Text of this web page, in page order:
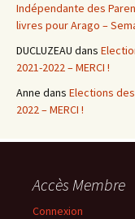
Indépendante des
livres pour Arago –
DUCLUZEAU dans
2021-2022 – MERCI !
Anne dans Elections
2022 – MERCI !
Accès Membre
Connexion